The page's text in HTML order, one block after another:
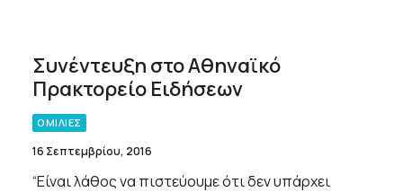
Συνέντευξη στο Αθηναϊκό
Πρακτορείο Ειδήσεων
ΟΜΙΛΙΕΣ
16 Σεπτεμβρίου, 2016
“Είναι λάθος να πιστεύουμε ότι δεν υπάρχει